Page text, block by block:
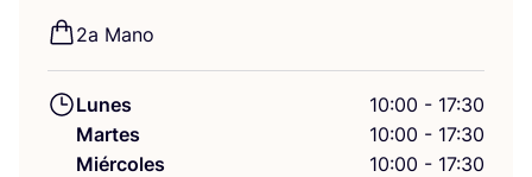
2a Mano
Lunes
10:00 - 17:30
Martes
10:00 - 17:30
Miércoles
10:00 - 17:30